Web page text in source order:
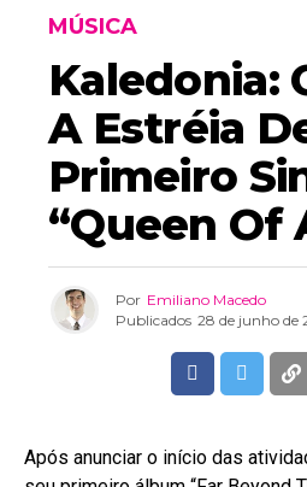
SBT- SISTEMA BRASILEIRO DE
MÚSICA
Kaledonia:
A Estréia
Primeiro
“Queen Of
Por Emiliano Macedo
Publicados 28 de junho de
Após anunciar o início das